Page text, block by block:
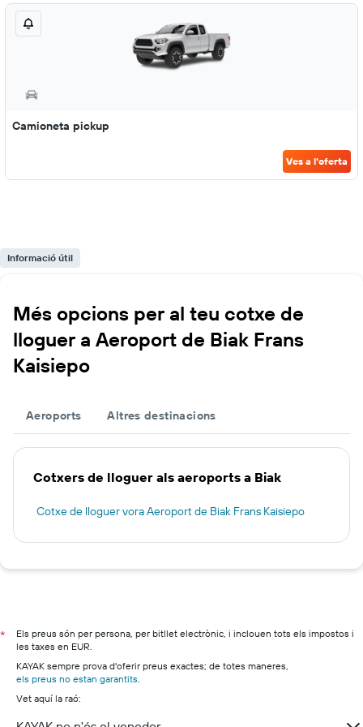
Camioneta pickup
Ves a l'oferta
Informació útil
Més opcions per al teu cotxe de
lloguer a Aeroport de Biak Frans
Kaisiepo
Aeroports Altres destinacions
Cotxers de lloguer als aeroports a Biak
Cotxe de lloguer vora Aeroport de Biak Frans Kaisiepo
*
Els preus són per persona, per bitllet electrònic, i inclouen tots els impostos i
les taxes en EUR.
KAYAK sempre prova d'oferir preus exactes; de totes maneres,
els preus no estan garantits.
Vet aquí la raó: